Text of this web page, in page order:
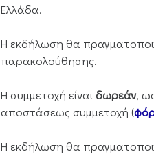
Ελλάδα.
Η εκδήλωση θα
παρακολούθησης.
Η συμμετοχή είναι δωρεάν,
αποστάσεως συμμετοχή (
Η εκδήλωση θα